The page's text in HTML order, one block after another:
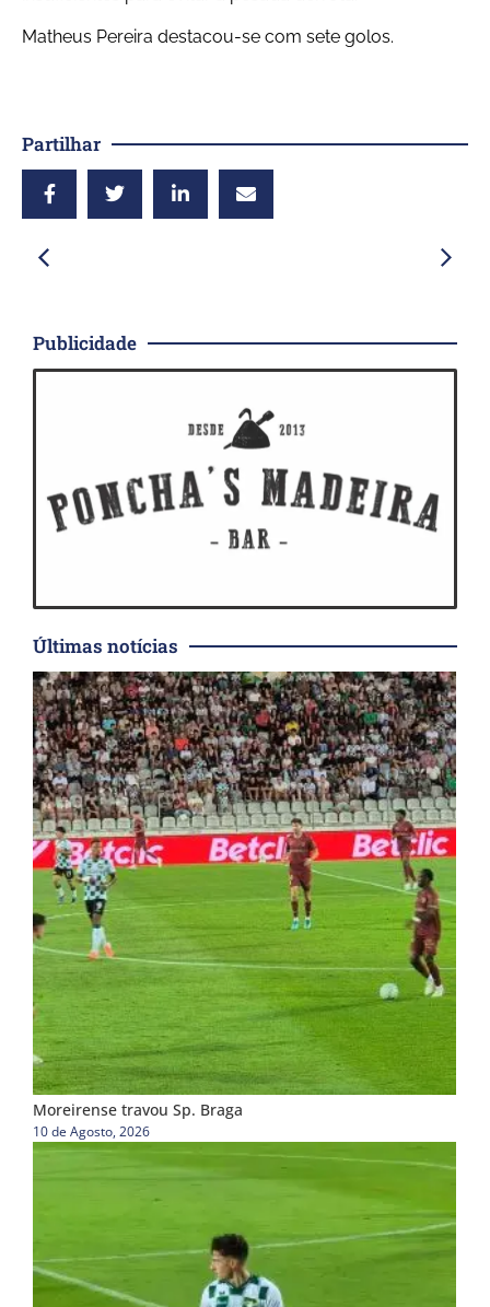
Matheus Pereira destacou-se com sete golos.
Partilhar
Publicidade
Últimas notícias
Moreirense travou Sp. Braga
10 de Agosto, 2026